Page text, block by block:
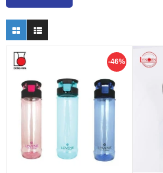
Tin tức
So sánh sản
phẩm (%s)
Yêu thích (0)
0816 505 655
Tải App SanHangRe nhận Quà
-46%